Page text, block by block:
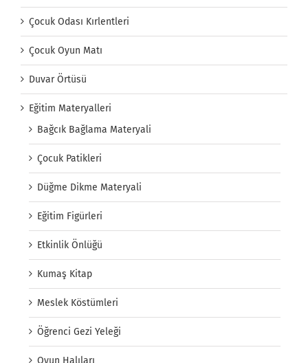
Çocuk Odası Kırlentleri
Çocuk Oyun Matı
Duvar Örtüsü
Eğitim Materyalleri
Bağcık Bağlama Materyali
Çocuk Patikleri
Düğme Dikme Materyali
Eğitim Figürleri
Etkinlik Önlüğü
Kumaş Kitap
Meslek Köstümleri
Öğrenci Gezi Yeleği